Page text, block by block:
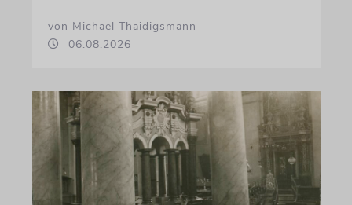
von Michael Thaidigsmann
06.08.2026